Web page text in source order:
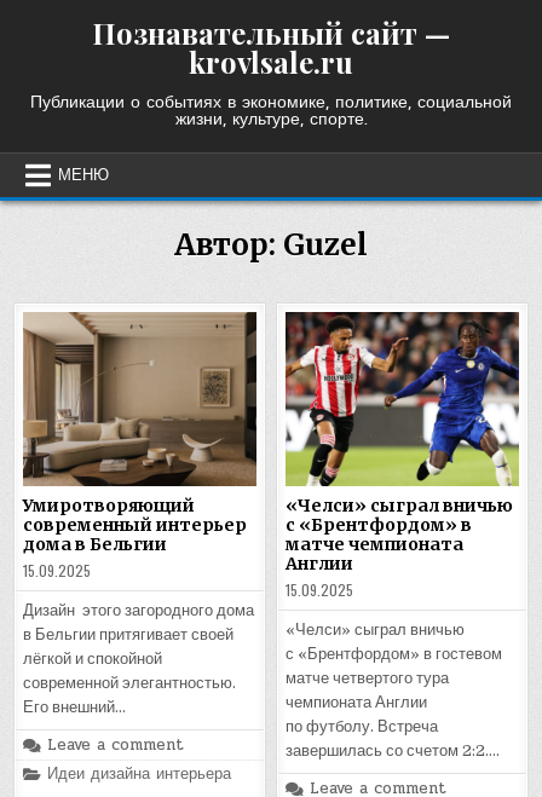
Познавательный сайт —
krovlsale.ru
Публикации о событиях в экономике, политике, социальной
жизни, культуре, спорте.
МЕНЮ
Автор: Guzel
Умиротворяющий
современный интерьер
дома в Бельгии
15.09.2025
Дизайн этого загородного дома
в Бельгии притягивает своей
лёгкой и спокойной
современной элегантностью.
Его внешний…
Leave a comment
Posted
in
Идеи дизайна интерьера
«Челси» сыграл вничью
с «Брентфордом» в
матче чемпионата
Англии
15.09.2025
«Челси» сыграл вничью
с «Брентфордом» в гостевом
матче четвертого тура
чемпионата Англии
по футболу. Встреча
завершилась со счетом 2:2….
Leave a comment